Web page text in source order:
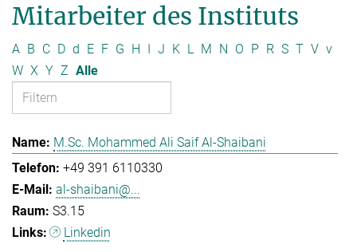
Mitarbeiter des Instituts
A B C D d E F G H I J K L M N O P R S T V v
W X Y Z Alle
M.Sc. Mohammed Ali Saif Al-Shaibani
+49 391 6110330
al-shaibani@...
S3.15
Linkedin